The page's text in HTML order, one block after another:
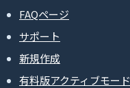
FAQページ
サポート
新規作成
有料版アクティブモード